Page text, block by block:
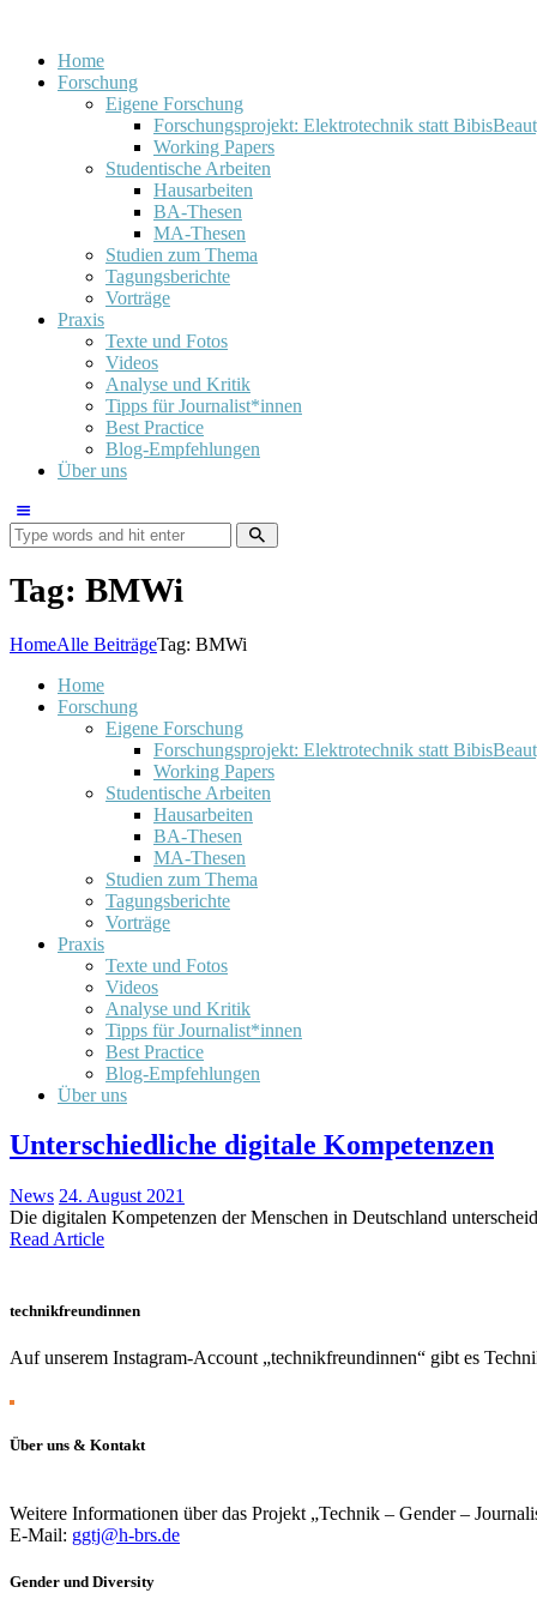
Home
Forschung
Eigene Forschung
Forschungsprojekt: Elektrotechnik statt
Working Papers
Studentische Arbeiten
Hausarbeiten
BA-Thesen
MA-Thesen
Studien zum Thema
Tagungsberichte
Vorträge
Praxis
Texte und Fotos
Videos
Analyse und Kritik
Tipps für Journalist*innen
Best Practice
Blog-Empfehlungen
Über uns
Tag: BMWi
HomeAlle BeiträgeTag: BMWi
Home
Forschung
Eigene Forschung
Forschungsprojekt: Elektrotechnik statt
Working Papers
Studentische Arbeiten
Hausarbeiten
BA-Thesen
MA-Thesen
Studien zum Thema
Tagungsberichte
Vorträge
Praxis
Texte und Fotos
Videos
Analyse und Kritik
Tipps für Journalist*innen
Best Practice
Blog-Empfehlungen
Über uns
Unterschiedliche digitale Kompetenzen
News 24. August 2021
Die digitalen Kompetenzen der Menschen in Deutschland
Read Article
technikfreundinnen
Auf unserem Instagram-Account „technikfreundinnen“ gibt es
Über uns & Kontakt
Weitere Informationen über das Projekt „Technik – Gender –
E-Mail: ggtj@h-brs.de
Gender und Diversity